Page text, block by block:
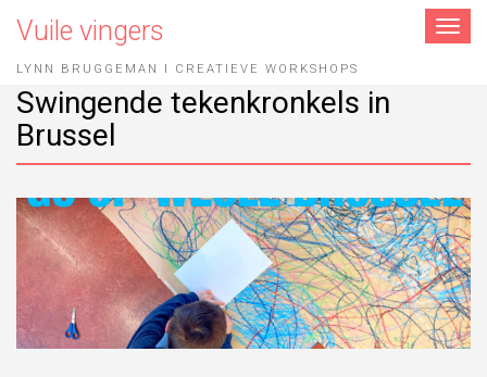
Toggle
Vuile vingers
LYNN BRUGGEMAN I CREATIEVE WORKSHOPS
Swingende tekenkronkels in
Brussel